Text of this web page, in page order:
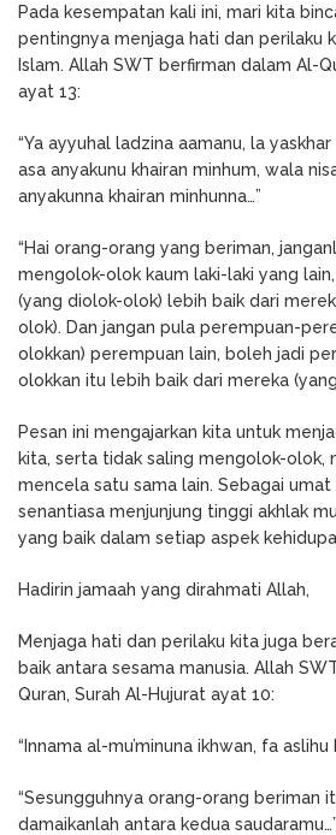
Pada kesempatan kali ini, mari kita
pentingnya menjaga hati dan perilaku
Islam. Allah SWT berfirman dalam Al-
ayat 13:
“Ya ayyuhal ladzina aamanu, la
asa anyakunu khairan minhum, wala
anyakunna khairan minhunna…”
“Hai orang-orang yang beriman,
mengolok-olok kaum laki-laki yang
(yang diolok-olok) lebih baik dari
olok). Dan jangan pula perempuan-
olokkan) perempuan lain, boleh jadi
olokkan itu lebih baik dari mereka
Pesan ini mengajarkan kita untuk
kita, serta tidak saling mengolok-olok,
mencela satu sama lain. Sebagai umat
senantiasa menjunjung tinggi akhlak
yang baik dalam setiap aspek
Hadirin jamaah yang dirahmati Allah,
Menjaga hati dan perilaku kita juga
baik antara sesama manusia. Allah
Quran, Surah Al-Hujurat ayat 10:
“Innama al-mu’minuna ikhwan, fa
“Sesungguhnya orang-orang beriman
damaikanlah antara kedua saudaramu…”